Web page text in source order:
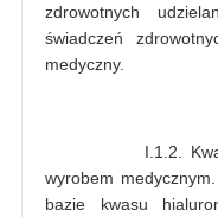
zdrowotnych
świadczeń
medyczny.
I.1.2. Kwas
wyrobem
bazie kwasu